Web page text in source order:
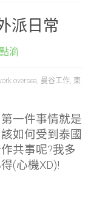
派日常
滴
oversea, 曼谷工作, 東
一件事情就是
如何受到泰國
共事呢?我多
(心機XD)!